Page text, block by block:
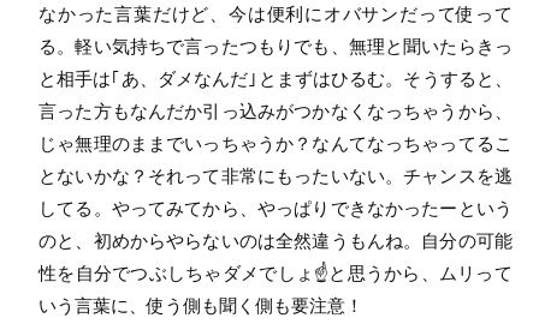
なかった言葉だけど、今は便利にオバサンだって使って
る。軽い気持ちで言ったつもりでも、無理と聞いたらきっ
と相手は｢あ、ダメなんだ｣とまずはひるむ。そうすると、
言った方もなんだか引っ込みがつかなくなっちゃうから、
じゃ無理のままでいっちゃうか？なんてなっちゃってるこ
とないかな？それって非常にもったいない。チャンスを逃
してる。やってみてから、やっぱりできなかったーという
のと、初めからやらないのは全然違うもんね。自分の可能
性を自分でつぶしちゃダメでしょ☝と思うから、ムリって
いう言葉に、使う側も聞く側も要注意！